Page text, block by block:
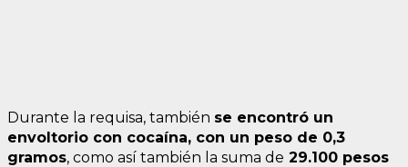
Durante la requisa, también se encontró un
envoltorio con cocaína, con un peso de 0,3
gramos, como así también la suma de 29.100 pesos